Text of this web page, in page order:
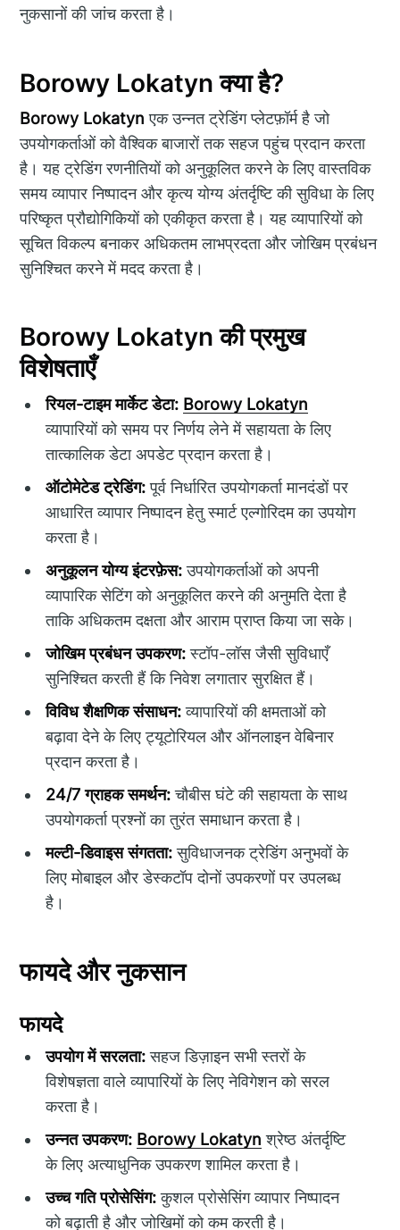
नुकसानों की जांच करता है।
Borowy Lokatyn क्या है?
Borowy Lokatyn एक उन्नत ट्रेडिंग प्लेटफ़ॉर्म है जो
उपयोगकर्ताओं को वैश्विक बाजारों तक सहज पहुंच प्रदान करता
है। यह ट्रेडिंग रणनीतियों को अनुकूलित करने के लिए वास्तविक
समय व्यापार निष्पादन और कृत्य योग्य अंतर्दृष्टि की सुविधा के लिए
परिष्कृत प्रौद्योगिकियों को एकीकृत करता है। यह व्यापारियों को
सूचित विकल्प बनाकर अधिकतम लाभप्रदता और जोखिम प्रबंधन
सुनिश्चित करने में मदद करता है।
Borowy Lokatyn की प्रमुख
विशेषताएँ
रियल-टाइम मार्केट डेटा: Borowy Lokatyn
व्यापारियों को समय पर निर्णय लेने में सहायता के लिए
तात्कालिक डेटा अपडेट प्रदान करता है।
ऑटोमेटेड ट्रेडिंग:पूर्व निर्धारित उपयोगकर्ता मानदंडों पर
आधारित व्यापार निष्पादन हेतु स्मार्ट एल्गोरिदम का उपयोग
करता है।
अनुकूलन योग्य इंटरफ़ेस:उपयोगकर्ताओं को अपनी
व्यापारिक सेटिंग को अनुकूलित करने की अनुमति देता है
ताकि अधिकतम दक्षता और आराम प्राप्त किया जा सके।
जोखिम प्रबंधन उपकरण:स्टॉप-लॉस जैसी सुविधाएँ
सुनिश्चित करती हैं कि निवेश लगातार सुरक्षित हैं।
विविध शैक्षणिक संसाधन:व्यापारियों की क्षमताओं को
बढ़ावा देने के लिए ट्यूटोरियल और ऑनलाइन वेबिनार
प्रदान करता है।
24/7 ग्राहक समर्थन:चौबीस घंटे की सहायता के साथ
उपयोगकर्ता प्रश्नों का तुरंत समाधान करता है।
मल्टी-डिवाइस संगतता:सुविधाजनक ट्रेडिंग अनुभवों के
लिए मोबाइल और डेस्कटॉप दोनों उपकरणों पर उपलब्ध
है।
फायदे और नुकसान
फायदे
उपयोग में सरलता:सहज डिज़ाइन सभी स्तरों के
विशेषज्ञता वाले व्यापारियों के लिए नेविगेशन को सरल
करता है।
उन्नत उपकरण: Borowy Lokatyn श्रेष्ठ अंतर्दृष्टि
के लिए अत्याधुनिक उपकरण शामिल करता है।
उच्च गति प्रोसेसिंग:कुशल प्रोसेसिंग व्यापार निष्पादन
को बढ़ाती है और जोखिमों को कम करती है।